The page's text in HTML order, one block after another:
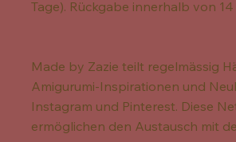
Tage). Rückgabe innerhalb von
Made by Zazie teilt regelmässig
Amigurumi-Inspirationen und
Instagram und Pinterest. Diese
ermöglichen den Austausch mit